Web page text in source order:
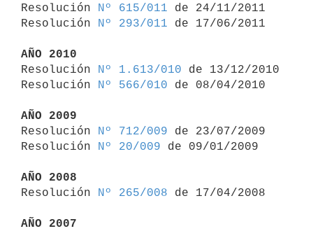
Resolución
Nº 615/011 de 24/11/2011
Resolución
Nº 293/011 de 17/06/2011
AÑO 2010
Resolución
Nº 1.613/010 de 13/12/2010
Resolución
Nº 566/010 de 08/04/2010
AÑO 2009
Resolución
Nº 712/009 de 23/07/2009
Resolución
Nº 20/009 de 09/01/2009
AÑO 2008
Resolución
Nº 265/008 de 17/04/2008
AÑO 2007